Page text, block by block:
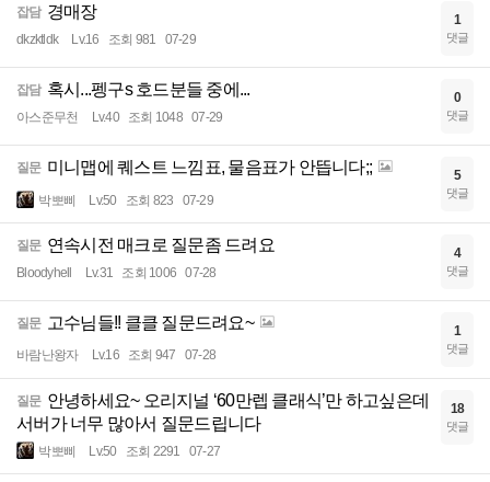
잡담 경매장
dkzktldk Lv.16 조회 981 07-29
1
댓글
잡담 혹시...펭구s 호드분들 중에...
아스준무천 Lv.40 조회 1048 07-29
0
댓글
질문 미니맵에 퀘스트 느낌표, 물음표가 안뜹니다;;
박뽀삐 Lv.50 조회 823 07-29
5
댓글
질문 연속시전 매크로 질문좀 드려요
Bloodyhell Lv.31 조회 1006 07-28
4
댓글
질문 고수님들!! 클클 질문드려요~
바람난왕자 Lv.16 조회 947 07-28
1
댓글
질문 안녕하세요~ 오리지널 ‘60만렙 클래식’만 하고싶은데
서버가 너무 많아서 질문드립니다
박뽀삐 Lv.50 조회 2291 07-27
18
댓글